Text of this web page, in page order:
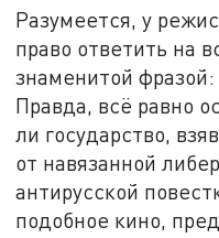
Разумеется, у
право ответить на
знаменитой
Правда, всё равно
ли государство,
от навязанной
антирусской
подобное кино,